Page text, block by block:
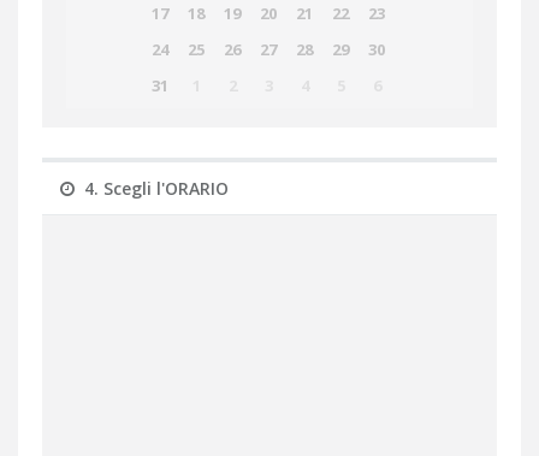
17
18 19 20 21 22
23
24
25 26 27 28 29
30
31
4. Scegli l'ORARIO